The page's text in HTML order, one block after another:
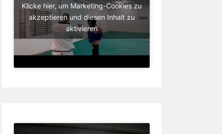
Klicke hier, um Marketing-Cookies zu
akzeptieren und diesen Inhalt zu
aktivieren